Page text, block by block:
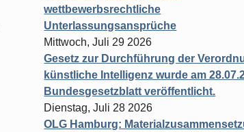
wettbewerbsrechtliche
Unterlassungsansprüche
Mittwoch, Juli 29 2026
Gesetz zur Durchführung der
künstliche Intelligenz wurde am
Bundesgesetzblatt veröffentlicht.
Dienstag, Juli 28 2026
OLG Hamburg: